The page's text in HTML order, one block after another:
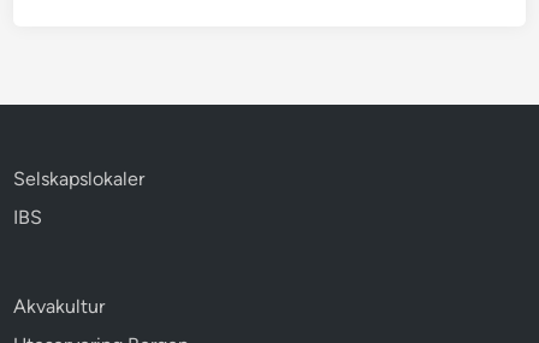
Selskapslokaler
IBS
Akvakultur